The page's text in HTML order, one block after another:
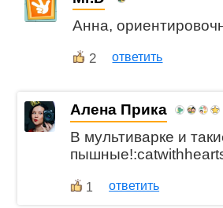
Анна,
2 ответить
Алена Прика
В мультиварке и
1 ответить